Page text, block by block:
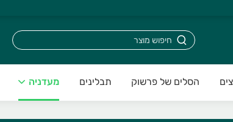
הסלים של פרשוק תבלינים מעדניה